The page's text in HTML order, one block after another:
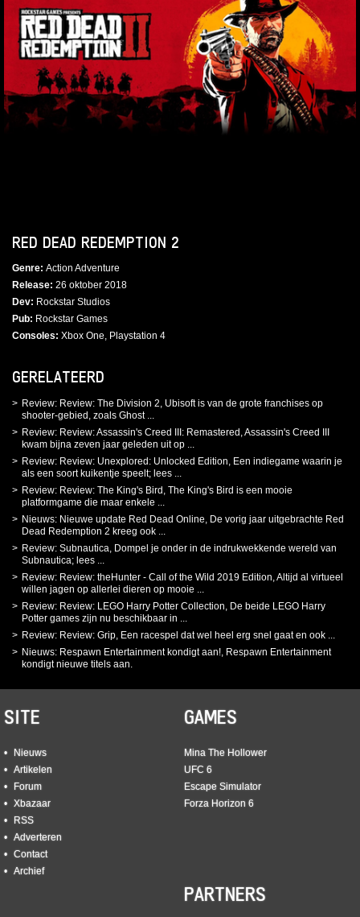
RED DEAD REDEMPTION 2
Genre Action Adventure
Release 26 oktober 2018
Dev
Rockstar Studios
Pub
Rockstar Games
Consoles Xbox One, Playstation 4
GERELATEERD
Review: Review: The Division 2, Ubisoft is van de grote franchises op
shooter-gebied, zoals Ghost ...
Review: Review: Assassin's Creed III: Remastered, Assassin's Creed III
kwam bijna zeven jaar geleden uit op ...
Review: Review: Unexplored: Unlocked Edition, Een indiegame waarin je
als een soort kuikentje speelt; lees ...
Review: Review: The King's Bird, The King's Bird is een mooie
platformgame die maar enkele ...
Nieuws: Nieuwe update Red Dead Online, De vorig jaar uitgebrachte Red
Dead Redemption 2 kreeg ook ...
Review: Subnautica, Dompel je onder in de indrukwekkende wereld van
Subnautica; lees ...
Review: Review: theHunter - Call of the Wild 2019 Edition, Altijd al virtueel
willen jagen op allerlei dieren op mooie ...
Review: Review: LEGO Harry Potter Collection, De beide LEGO Harry
Potter games zijn nu beschikbaar in ...
Review: Review: Grip, Een racespel dat wel heel erg snel gaat en ook ...
Nieuws: Respawn Entertainment kondigt aan!, Respawn Entertainment
kondigt nieuwe titels aan.
SITE
Nieuws
Artikelen
Forum
Xbazaar
RSS
Adverteren
Contact
Archief
GAMES
Mina The Hollower
UFC 6
Escape Simulator
Forza Horizon 6
PARTNERS